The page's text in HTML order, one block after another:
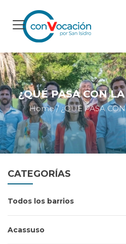
¿QUÉ PASA CON
Home/ ¿QUÉ PASA
CATEGORÍAS
Todos los barrios
Acassuso